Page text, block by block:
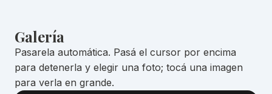
Galería
Pasarela automática. Pasá el cursor por encima
para detenerla y elegir una foto; tocá una imagen
para verla en grande.